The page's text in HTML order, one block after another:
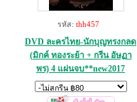
รหัส: thh457
DVD ละครไทย-นักบุญทรงกลด
(มิกค์ ทองระย้า + กรีน อัษฏา
พร) 4 แผ่นจบ**new2017